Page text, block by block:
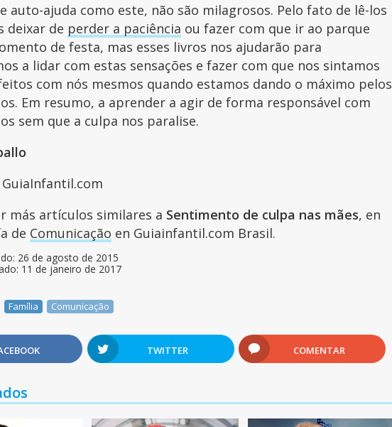
auto-ajuda como este, não são milagrosos. Pelo fato de lê-los
deixar de perder a paciência ou fazer com que ir ao parque
de festa, mas esses livros nos ajudarão para
a lidar com estas sensações e fazer com que nos sintamos
com nós mesmos quando estamos dando o máximo pelos
Em resumo, a aprender a agir de forma responsável com
sem que a culpa nos paralise.
más artículos similares a Sentimento de culpa nas mães, en
de Comunicação en Guiainfantil.com Brasil.
26 de agosto de 2015
11 de janeiro de 2017
Família Comunicação
TWITTER COMENTAR